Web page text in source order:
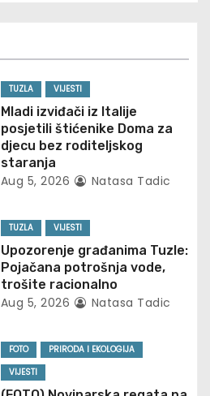
TUZLA VIJESTI
Mladi izviđači iz Italije
posjetili štićenike Doma za
djecu bez roditeljskog
staranja
Aug 5, 2026 Natasa Tadic
TUZLA VIJESTI
Upozorenje građanima Tuzle:
Pojačana potrošnja vode,
trošite racionalno
Aug 5, 2026 Natasa Tadic
FOTO
PRIRODA I EKOLOGIJA
VIJESTI